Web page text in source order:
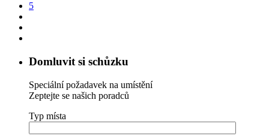
5
Domluvit si schůzku
Speciální požadavek na umístění
Zeptejte se našich poradců
Typ místa